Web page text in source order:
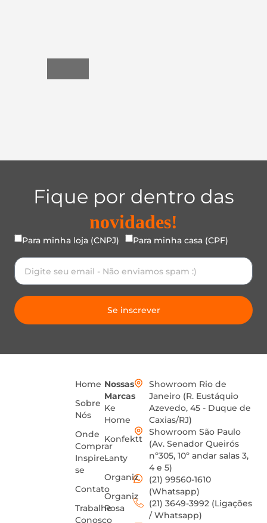
Fique por dentro das
novidades!
Para minha loja (CNPJ) Para minha casa (CPF)
Se inscrever
Home
Sobre
Nós
Onde
Comprar
Inspire-
se
Contato
Trabalhe
Conosco
Nossas
Marcas
Ke
Home
Konfektt
Lanty
Organiz
Organiz
Rosa
Showroom Rio de
Janeiro (R. Eustáquio
Azevedo, 45 - Duque de
Caxias/RJ)
Showroom São Paulo
(Av. Senador Queirós
nº305, 10º andar salas 3,
4 e 5)
(21) 99560-1610
(Whatsapp)
(21) 3649-3992 (Ligações
/ Whatsapp)